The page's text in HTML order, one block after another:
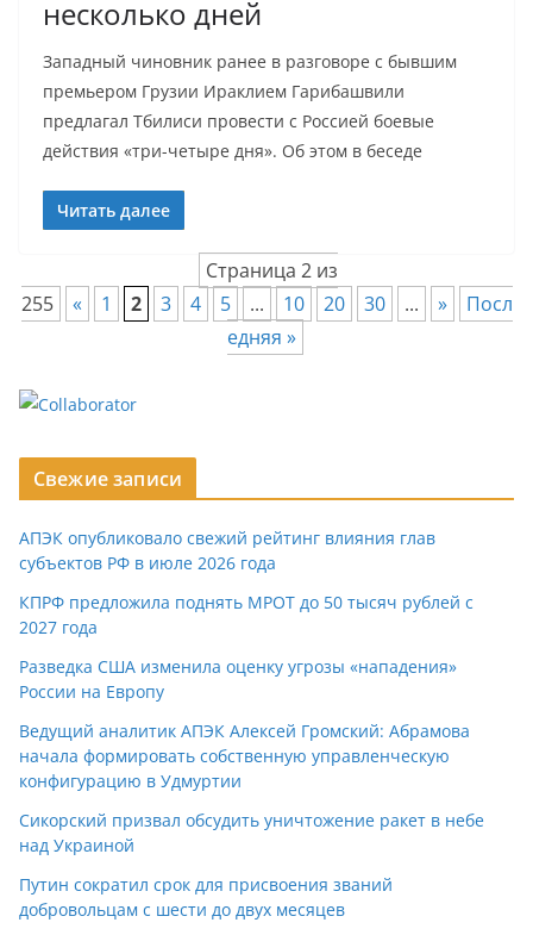
несколько дней
Западный чиновник ранее в разговоре с бывшим
премьером Грузии Ираклием Гарибашвили
предлагал Тбилиси провести с Россией боевые
действия «три-четыре дня». Об этом в беседе
Читать далее
Страница 2 из
255
« 1 2 3 4 5 ... 10 20 30 ... »
Посл
едняя »
Свежие записи
АПЭК опубликовало свежий рейтинг влияния глав
субъектов РФ в июле 2026 года
КПРФ предложила поднять МРОТ до 50 тысяч рублей с
2027 года
Разведка США изменила оценку угрозы «нападения»
России на Европу
Ведущий аналитик АПЭК Алексей Громский: Абрамова
начала формировать собственную управленческую
конфигурацию в Удмуртии
Сикорский призвал обсудить уничтожение ракет в небе
над Украиной
Путин сократил срок для присвоения званий
добровольцам с шести до двух месяцев